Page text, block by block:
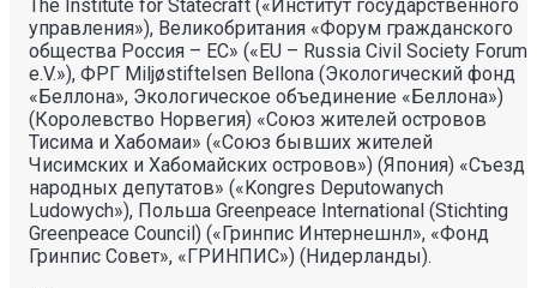
The Institute for Statecraft («Институт государственного
управления»), Великобритания «Форум гражданского
общества Россия – ЕС» («EU – Russia Civil Society Forum
e.V.»), ФРГ Miljøstiftelsen Bellona (Экологический фонд
«Беллона», Экологическое объединение «Беллона»)
(Королевство Норвегия) «Союз жителей островов
Тисима и Хабомаи» («Союз бывших жителей
Чисимских и Хабомайских островов») (Япония) «Съезд
народных депутатов» («Kongres Deputowanych
Ludowych»), Польша Greenpeace International (Stichting
Greenpeace Council) («Гринпис Интернешнл», «Фонд
Гринпис Совет», «ГРИНПИС») (Нидерланды).